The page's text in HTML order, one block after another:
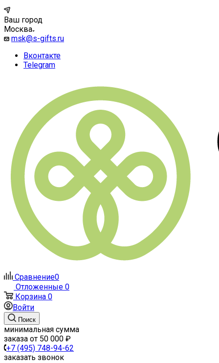
Ваш город
Москва
msk@s-gifts.ru
Вконтакте
Telegram
Сравнение0
Отложенные 0
Корзина 0
Войти
Поиск
минимальная сумма
заказа от 50 000 ₽
+7 (495) 748-94-62
заказать звонок